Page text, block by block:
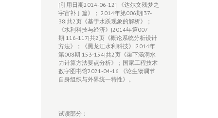
[引用日期2014-06-12] 《达尔文残梦之
宇宙补丁篇》；|2014年第006期|37-
38|共2页《基于水跃现象的解析》；
《水利科技与经济》|2014年第007
期|116-117|共2页《概论系统分析设计
方法》；《黑龙江水利科技》|2014年
第008期|153-154|共2页《渠下涵洞水
力计算方法要点分析》；国家工程技术
数字图书馆2021-04-16 《论生物调节
自身组织与外界统一特性》。
试读部分：